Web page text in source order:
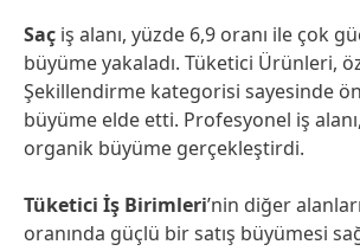
Saç iş alanı, yüzde 6,9 oranı ile çok
büyüme yakaladı. Tüketici Ürünleri,
Şekillendirme kategorisi sayesinde
büyüme elde etti. Profesyonel iş
organik büyüme gerçekleştirdi.
Tüketici İş Birimleri’nin diğer
oranında güçlü bir satış büyümesi